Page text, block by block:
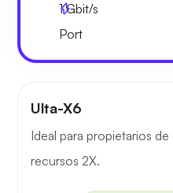
1Gbit/s
Port
Ulta-X6
Ideal para propietarios
recursos 2X.